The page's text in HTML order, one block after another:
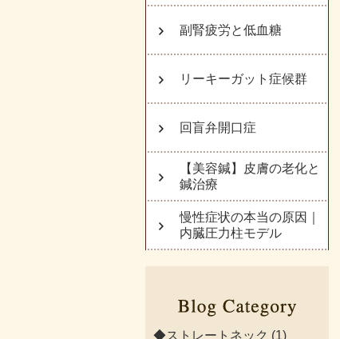
副腎疲労と低血糖
リーキーガット症候群
回盲弁開口症
【美容鍼】皮膚の老化と
鍼治療
慢性症状の本当の原因｜
内臓圧力柱モデル
◆ストレートネック (1)